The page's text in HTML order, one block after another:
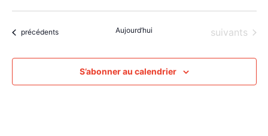
date.Évènements
précédents Aujourd’hui Évènements
suivants
S’abonner au calendrier